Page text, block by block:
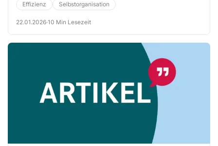
Effizienz
Selbstorganisation
22.01.2026·10 Min Lesezeit